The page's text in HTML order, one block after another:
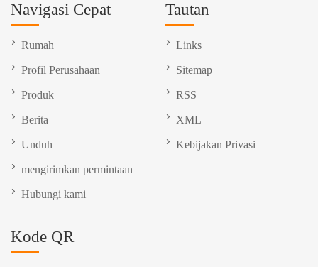
Navigasi Cepat
Rumah
Profil Perusahaan
Produk
Berita
Unduh
mengirimkan permintaan
Hubungi kami
Tautan
Links
Sitemap
RSS
XML
Kebijakan Privasi
Kode QR